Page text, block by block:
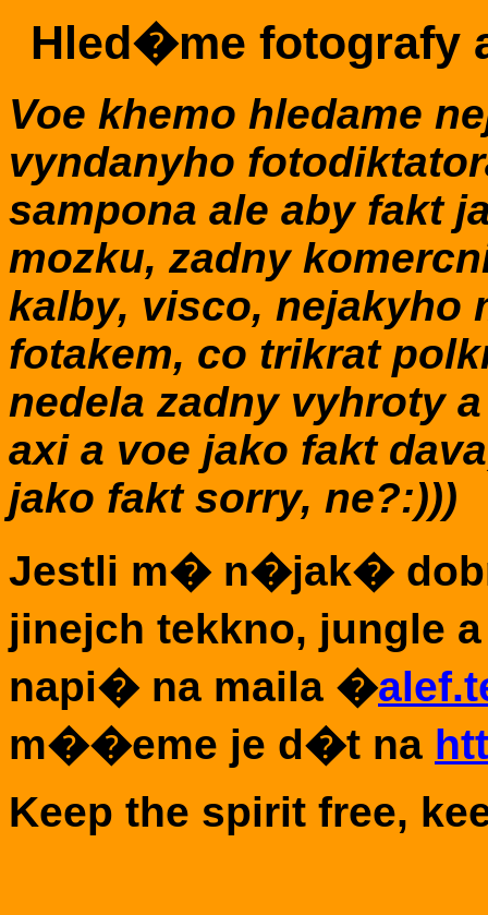
Hled�me fotografy
Voe khemo hledame
vyndanyho
sampona ale aby fakt
mozku, zadny
kalby, visco, nejakyho
fotakem, co trikrat
nedela zadny vyhroty
axi a voe jako fakt
jako fakt sorry, ne?:)))
Jestli m� n�jak�
jinejch tekkno, jungle
napi� na maila �
m��eme je d�t na
Keep the spirit free,